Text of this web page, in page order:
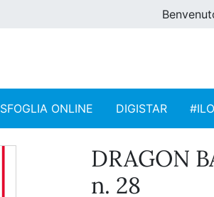
SFOGLIA ONLINE DIGISTAR
DRAGON
n. 28